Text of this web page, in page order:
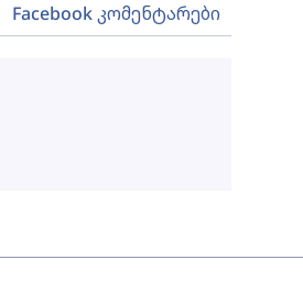
Facebook კომენტარები